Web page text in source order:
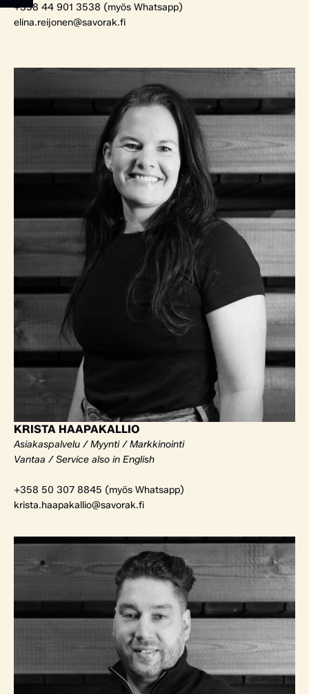
+358 44 901 3538 (myös Whatsapp)
elina.reijonen@savorak.fi
KRISTA HAAPAKALLIO
Asiakaspalvelu / Myynti / Markkinointi
Vantaa / Service also in English
+358 50 307 8845 (myös Whatsapp)
krista.haapakallio@savorak.fi